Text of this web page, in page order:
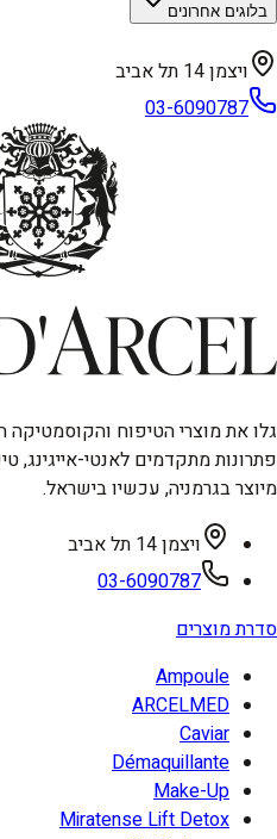
בלוגים אחרונים
ויצמן 14 תל אביב
03-6090787
פתרונות מתקדמים לאנטי-אייגינג,
מיוצר בגרמניה, עכשיו בישראל.
ויצמן 14 תל אביב
03-6090787
סדרת מוצרים
Ampoule
ARCELMED
Caviar
Démaquillante
Make-Up
Miratense Lift Detox